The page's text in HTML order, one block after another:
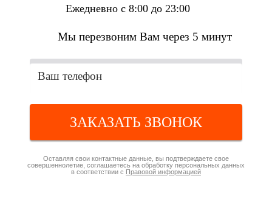
Ежедневно с 8:00 до 23:00
Мы перезвоним Вам через 5 минут
ЗАКАЗАТЬ ЗВОНОК
Оставляя свои контактные данные, вы подтверждаете свое
совершеннолетие, соглашаетесь на обработку персональных данных
в соответствии с Правовой информацией